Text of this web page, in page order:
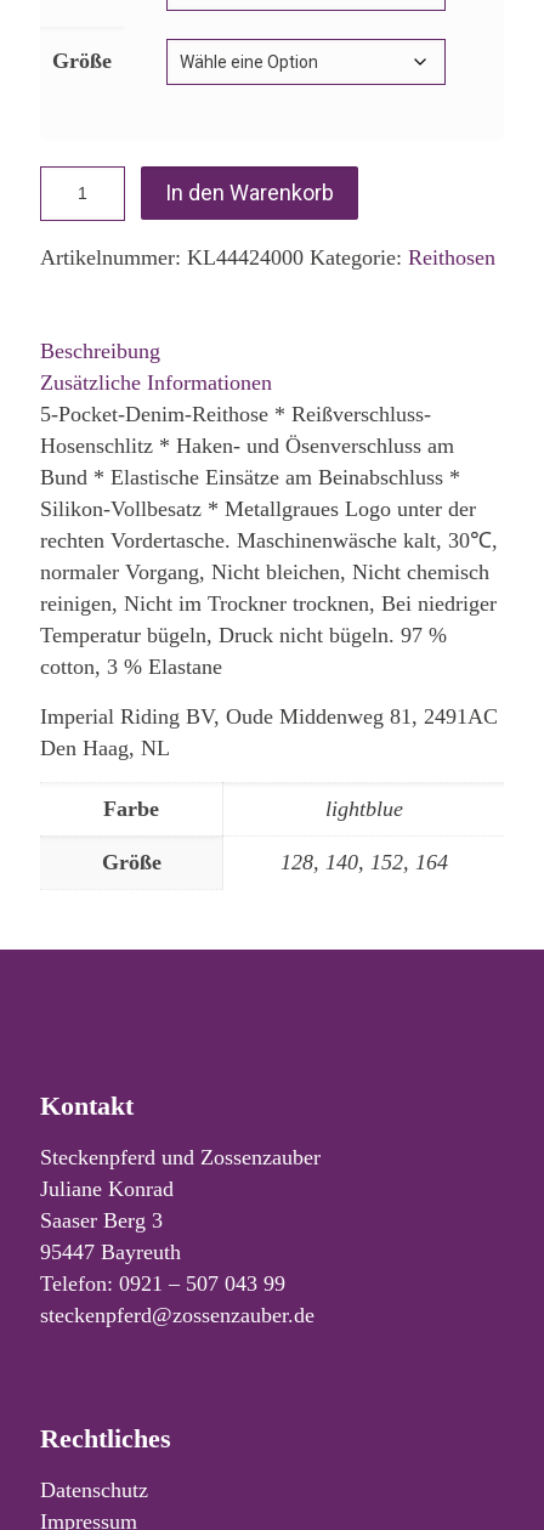
Größe
In den Warenkorb
Artikelnummer: KL44424000 Kategorie: Reithosen
Beschreibung
Zusätzliche Informationen
5-Pocket-Denim-Reithose * Reißverschluss-
Hosenschlitz * Haken- und Ösenverschluss am
Bund * Elastische Einsätze am Beinabschluss *
Silikon-Vollbesatz * Metallgraues Logo unter der
rechten Vordertasche. Maschinenwäsche kalt, 30℃,
normaler Vorgang, Nicht bleichen, Nicht chemisch
reinigen, Nicht im Trockner trocknen, Bei niedriger
Temperatur bügeln, Druck nicht bügeln. 97 %
cotton, 3 % Elastane
Imperial Riding BV, Oude Middenweg 81, 2491AC
Den Haag, NL
Farbe lightblue
Größe 128, 140, 152, 164
Kontakt
Steckenpferd und Zossenzauber
Juliane Konrad
Saaser Berg 3
95447 Bayreuth
Telefon: 0921 – 507 043 99
steckenpferd@zossenzauber.de
Rechtliches
Datenschutz
Impressum